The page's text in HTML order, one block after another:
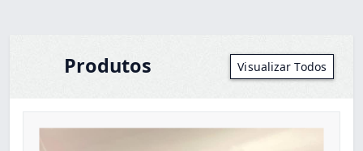
Produtos Visualizar Todos